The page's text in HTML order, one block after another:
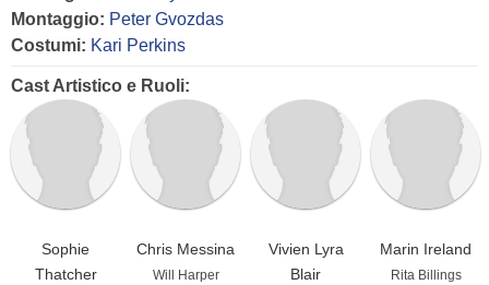
Montaggio: Peter Gvozdas
Costumi: Kari Perkins
Cast Artistico e Ruoli:
Sophie
Thatcher
Chris Messina
Will Harper
Vivien Lyra
Blair
Marin Ireland
Rita Billings